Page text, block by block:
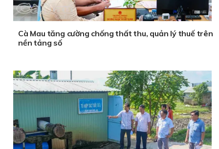
Cà Mau tăng cường chống thất thu, quản lý thuế trên
nền tảng số